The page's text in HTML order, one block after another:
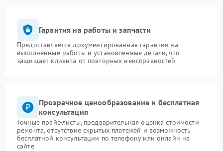
Гарантия на работы и запчасти
Предоставляется документированная гарантия на
выполненные работы и установленные детали, что
защищает клиента от повторных неисправностей
Прозрачное ценообразование и бесплатная
консультация
Точные прайс-листы, предварительная оценка стоимости
ремонта, отсутствие скрытых платежей и возможность
бесплатной консультации по телефону или онлайн на
сайте